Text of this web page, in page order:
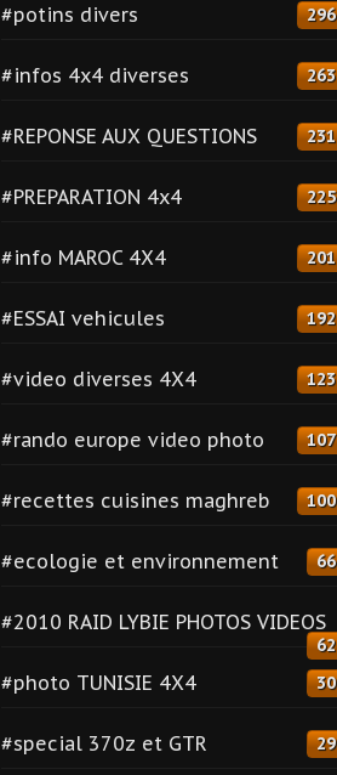
#potins divers 296
#infos 4x4 diverses 263
#REPONSE AUX QUESTIONS 231
#PREPARATION 4x4 225
#info MAROC 4X4 201
#ESSAI vehicules 192
#video diverses 4X4 123
#rando europe video photo 107
#recettes cuisines maghreb 100
#ecologie et environnement 66
#2010 RAID LYBIE PHOTOS VIDEOS
62
#photo TUNISIE 4X4 30
#special 370z et GTR 29